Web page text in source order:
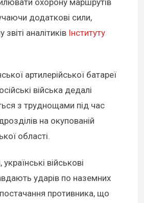
додаткові сили,
аналітиків Інституту
артилерійської батареї
війська дедалі
з труднощами під час
на окупованій
області.
військові
ударів по наземних
постачання противника, що